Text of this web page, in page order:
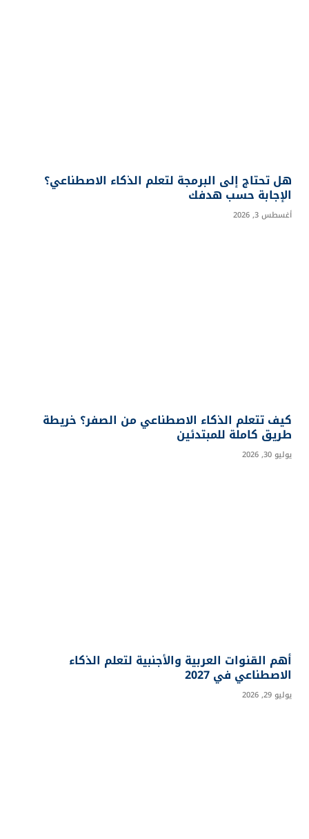
هل تحتاج إلى البرمجة لتعلم الذكاء الاصطناعي؟
الإجابة حسب هدفك
أغسطس 3, 2026
كيف تتعلم الذكاء الاصطناعي من الصفر؟ خريطة
طريق كاملة للمبتدئين
يوليو 30, 2026
أهم القنوات العربية والأجنبية لتعلم الذكاء
الاصطناعي في 2027
يوليو 29, 2026